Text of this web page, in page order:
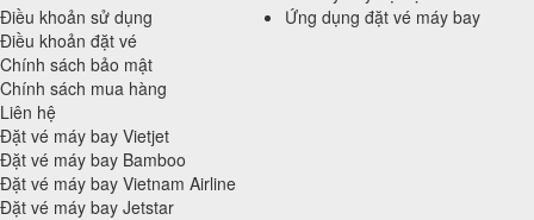
Điều khoản sử dụng
Điều khoản đặt vé
Chính sách bảo mật
Chính sách mua hàng
Liên hệ
Ứng dụng đặt vé máy bay
Đặt vé máy bay Vietjet
Đặt vé máy bay Bamboo
Đặt vé máy bay Vietnam Airline
Đặt vé máy bay Jetstar